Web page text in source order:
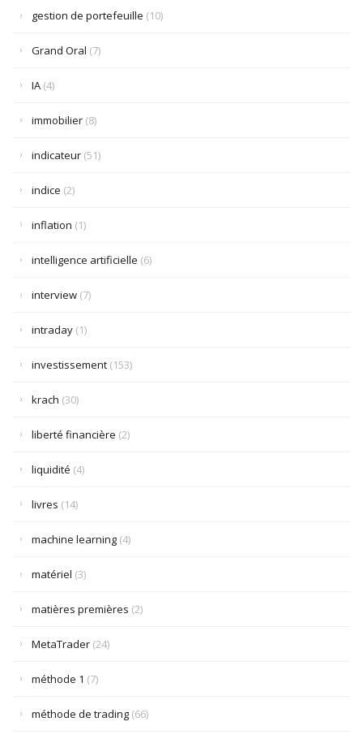
gestion de portefeuille (10)
Grand Oral (7)
IA (4)
immobilier (8)
indicateur (51)
indice (2)
inflation (1)
intelligence artificielle (6)
interview (7)
intraday (1)
investissement (153)
krach (30)
liberté financière (2)
liquidité (4)
livres (14)
machine learning (4)
matériel (3)
matières premières (2)
MetaTrader (24)
méthode 1 (7)
méthode de trading (66)